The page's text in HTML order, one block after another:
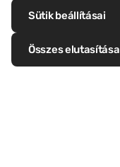
Sütik beállításai
Összes elutasítása